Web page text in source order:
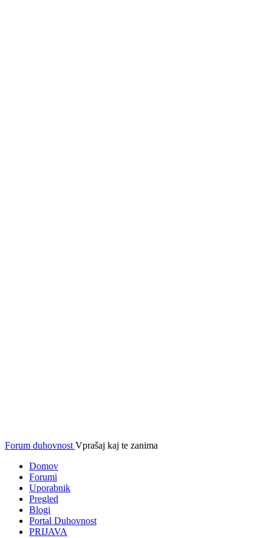
Forum duhovnost Vprašaj kaj te zanima
Domov
Forumi
Uporabnik
Pregled
Blogi
Portal Duhovnost
PRIJAVA